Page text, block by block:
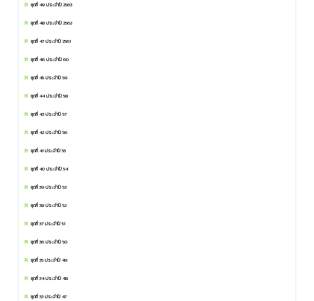
ชุดที่ 49 ประจำปี 2563
ชุดที่ 48 ประจำปี 2562
ชุดที่ 47 ประจำปี 2561
ชุดที่ 46 ประจำปี 60
ชุดที่ 45 ประจำปี 59
ชุดที่ 44 ประจำปี 58
ชุดที่ 43 ประจำปี 57
ชุดที่ 42 ประจำปี 56
ชุดที่ 41 ประจำปี 55
ชุดที่ 40 ประจำปี 54
ชุดที่ 39 ประจำปี 53
ชุดที่ 38 ประจำปี 52
ชุดที่ 37 ประจำปี 51
ชุดที่ 36 ประจำปี 50
ชุดที่ 35 ประจำปี 49
ชุดที่ 34 ประจำปี 48
ชุดที่ 33 ประจำปี 47